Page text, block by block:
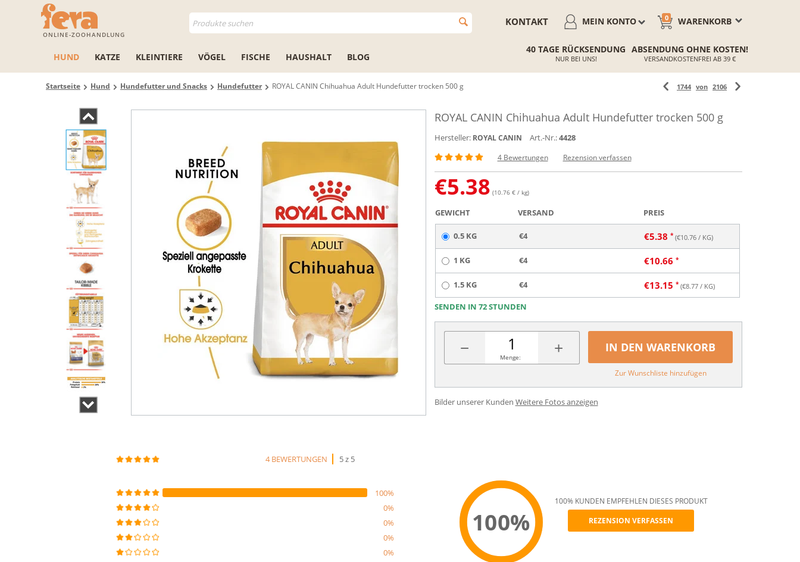
ONLINE-ZOOHANDLUNG
WARENKORB
0
MEIN KONTO
KONTAKT
HUND KATZE KLEINTIERE VÖGEL FISCHE HAUSHALT BLOG
40 TAGE RÜCKSENDUNG
NUR BEI UNS!
ABSENDUNG OHNE KOSTEN!
VERSANDKOSTENFREI AB 39 €
Startseite Hund Hundefutter und Snacks Hundefutter ROYAL CANIN Chihuahua Adult Hundefutter trocken 500 g 1744 von 2106
ROYAL CANIN Chihuahua Adult Hundefutter trocken 500 g
Hersteller: ROYAL CANIN Art.-Nr.:4428
4 Bewertungen Rezension verfassen
€5.38 (10.76 € / kg)
GEWICHT VERSAND PREIS
0.5 KG €4 €5.38 (€10.76/ KG)
1 KG €4 €10.66
1.5 KG €4 €13.15 (€8.77/ KG)
SENDEN IN 72 STUNDEN
− +
Menge:
IN DEN WARENKORB
Zur Wunschliste hinzufügen
Bilder unserer Kunden Weitere Fotos anzeigen
4 BEWERTUNGEN 5 z 5
100%
0%
0%
0%
0%
100%
100% KUNDEN EMPFEHLEN DIESES PRODUKT
REZENSION VERFASSEN